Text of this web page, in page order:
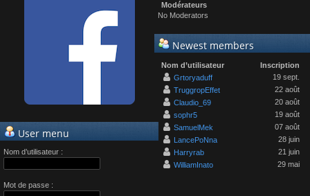
User menu
Nom d’utilisateur :
Mot de passe :
Modérateurs
No Moderators
Newest members
Nom d’utilisateur
Inscription
Grtoryaduff
19 sept.
TruggropEffet
22 août
Claudio_69
20 août
sophr5
19 août
SamuelMek
07 août
LancePoNna
28 juin
Harryrab
21 juin
WilliamInato
29 mai